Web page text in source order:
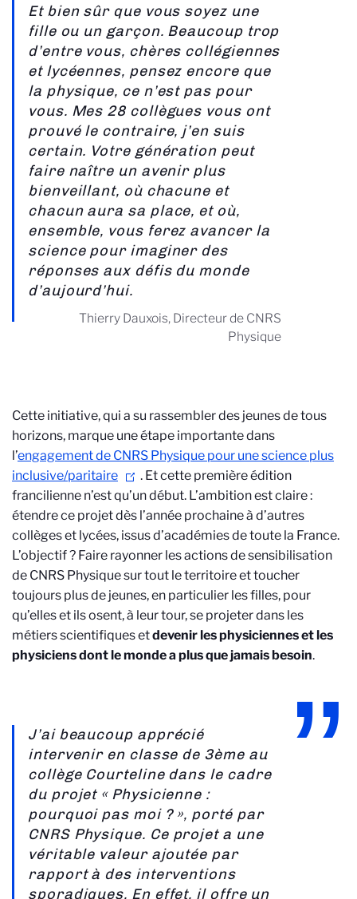
Et bien sûr que vous soyez une
fille ou un garçon. Beaucoup trop
d’entre vous, chères collégiennes
et lycéennes, pensez encore que
la physique, ce n’est pas pour
vous. Mes 28 collègues vous ont
prouvé le contraire, j’en suis
certain. Votre génération peut
faire naître un avenir plus
bienveillant, où chacune et
chacun aura sa place, et où,
ensemble, vous ferez avancer la
science pour imaginer des
réponses aux défis du monde
d’aujourd’hui.
Thierry Dauxois, Directeur de CNRS
Physique
Cette initiative, qui a su rassembler des jeunes de tous
horizons, marque une étape importante dans
l’engagement de CNRS Physique pour une science plus
inclusive/paritaire
. Et cette première édition
francilienne n’est qu’un début. L’ambition est claire :
étendre ce projet dès l’année prochaine à d’autres
collèges et lycées, issus d’académies de toute la France.
L’objectif ? Faire rayonner les actions de sensibilisation
de CNRS Physique sur tout le territoire et toucher
toujours plus de jeunes, en particulier les filles, pour
qu’elles et ils osent, à leur tour, se projeter dans les
métiers scientifiques etdevenir les physiciennes et les
physiciens dont le monde a plus que jamais besoin.
J’ai beaucoup apprécié
intervenir en classe de 3ème au
collège Courteline dans le cadre
du projet « Physicienne :
pourquoi pas moi ? », porté par
CNRS Physique. Ce projet a une
véritable valeur ajoutée par
rapport à des interventions
sporadiques. En effet, il offre un